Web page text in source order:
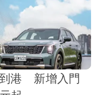
港 新增入門